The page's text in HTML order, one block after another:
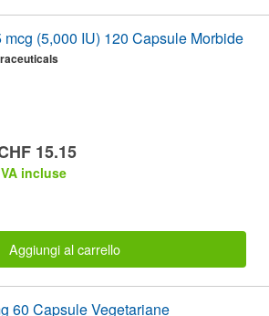
(5,000 IU) 120 Capsule Morbide
15.15
incluse
Aggiungi al carrello
60 Capsule Vegetariane